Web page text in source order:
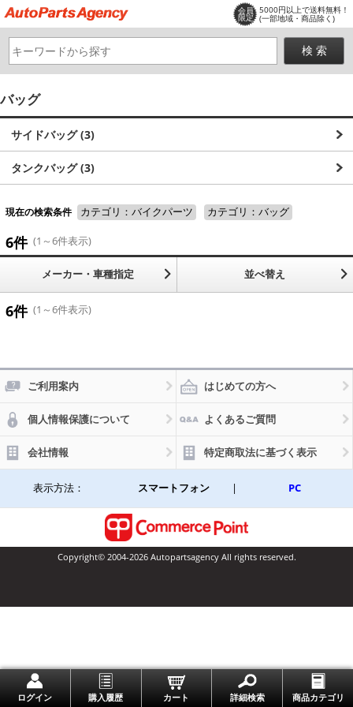
会員
限定
5000円以上で送料無料！
(一部地域・商品除く)
ログイン 購入履歴 カート 詳細検索 商品カテゴリ
バッグ
サイドバッグ (3)
タンクバッグ (3)
現在の検索条件 カテゴリ：バイクパーツ カテゴリ：バッグ
6件 (1～6件表示)
メーカー・車種指定 並べ替え
6件 (1～6件表示)
ご利用案内 はじめての方へ
個人情報保護について よくあるご質問
会社情報 特定商取法に基づく表示
表示方法： スマートフォン | PC
Copyright© 2004-2026 Autopartsagency All rights reserved.
一番上に戻る